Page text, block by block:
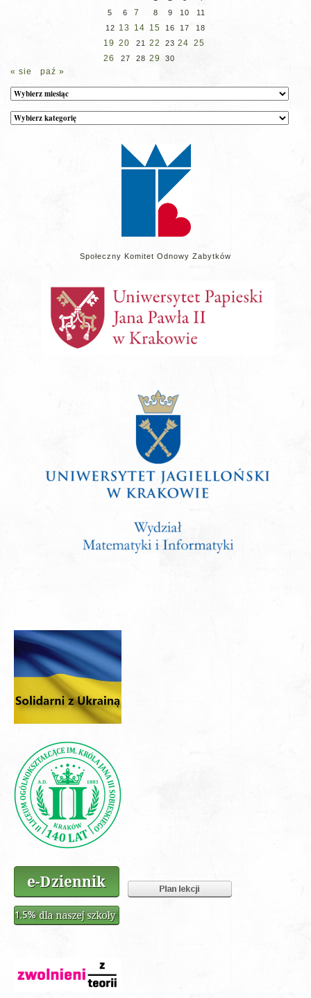
5
6 7 8 9 10
11
12 13 14 15 16 17 18
19 20 21 22 23 24 25
26
27 28 29 30
« sie paź »
Archiwum
Kategorie
wpisów
Społeczny Komitet Odnowy Zabytków